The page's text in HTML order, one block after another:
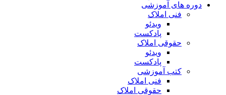
دوره های آموزشی
فنی املاک
ویدئو
پادکست
حقوقی املاک
ویدئو
پادکست
کتب آموزشی
فنی املاک
حقوقی املاک